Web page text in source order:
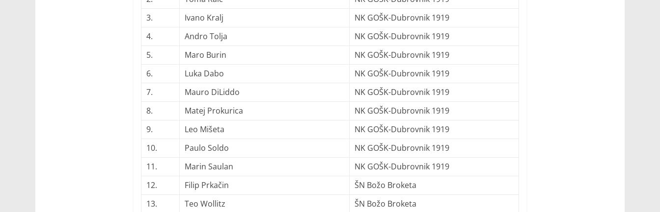
3.
Ivano Kralj
NK GOŠK-Dubrovnik 1919
4.
Andro Tolja
NK GOŠK-Dubrovnik 1919
5.
Maro Burin
NK GOŠK-Dubrovnik 1919
6.
Luka Dabo
NK GOŠK-Dubrovnik 1919
7.
Mauro DiLiddo
NK GOŠK-Dubrovnik 1919
8.
Matej Prokurica
NK GOŠK-Dubrovnik 1919
9.
Leo Mišeta
NK GOŠK-Dubrovnik 1919
10.
Paulo Soldo
NK GOŠK-Dubrovnik 1919
11.
Marin Saulan
NK GOŠK-Dubrovnik 1919
12.
Filip Prkačin
ŠN Božo Broketa
13.
Teo Wollitz
ŠN Božo Broketa